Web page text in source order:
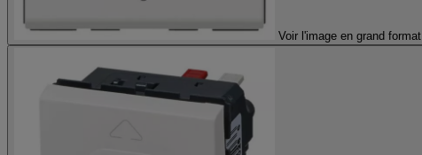
Voir l'image en grand format